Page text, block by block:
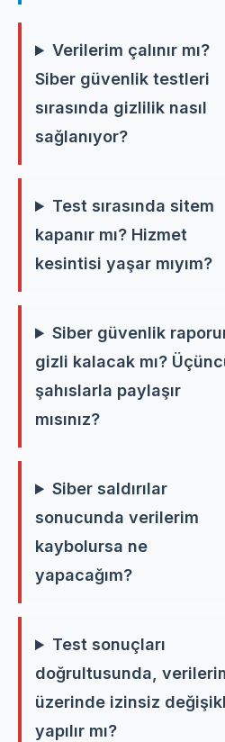
Verilerim çalınır mı?
Siber güvenlik testleri
sırasında gizlilik nasıl
sağlanıyor?
Test sırasında sitem
kapanır mı? Hizmet
kesintisi yaşar mıyım?
Siber güvenlik
gizli kalacak mı?
şahıslarla paylaşır
mısınız?
Siber saldırılar
sonucunda verilerim
kaybolursa ne
yapacağım?
Test sonuçları
doğrultusunda,
üzerinde izinsiz
yapılır mı?